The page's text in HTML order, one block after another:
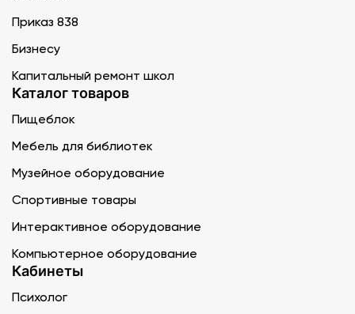
Приказ 838
Бизнесу
Капитальный ремонт школ
Каталог товаров
Пищеблок
Мебель для библиотек
Музейное оборудование
Спортивные товары
Интерактивное оборудование
Компьютерное оборудование
Кабинеты
Психолог